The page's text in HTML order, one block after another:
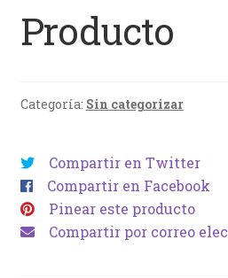
Producto
Categoría: Sin categorizar
Compartir en Twitter
Compartir en Facebook
Pinear este producto
Compartir por correo